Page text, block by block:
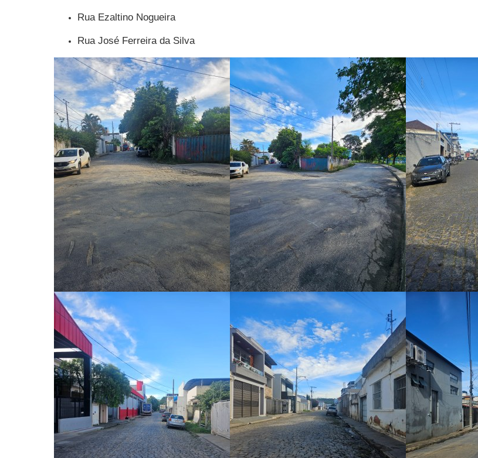
Rua Ezaltino Nogueira
Rua José Ferreira da Silva